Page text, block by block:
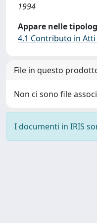
1994
Appare nelle
4.1 Contributo in
File in questo
Non ci sono file
I documenti in IRIS